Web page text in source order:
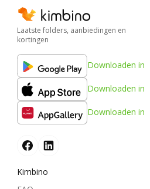
Laatste folders, aanbiedingen en
kortingen
Downloaden in
Downloaden in
Downloaden in
Kimbino